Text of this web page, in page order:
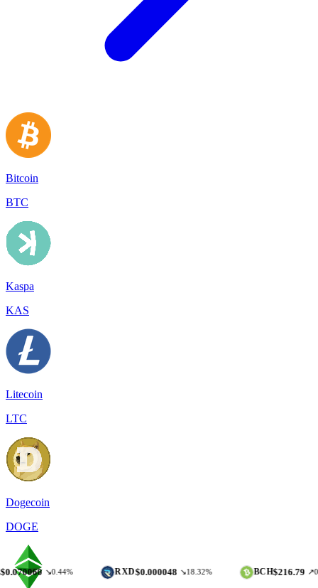
Bitcoin
BTC
Kaspa
KAS
Litecoin
LTC
Dogecoin
DOGE
↘0.44% $0.000048 ↘18.32% $216.79 ↗0.07%